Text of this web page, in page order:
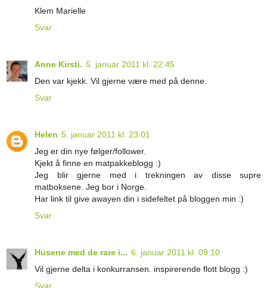
Klem Marielle
Svar
Anne Kirsti. 5. januar 2011 kl. 22:45
Den var kjekk. Vil gjerne være med på denne.
Svar
Helen 5. januar 2011 kl. 23:01
Jeg er din nye følger/follower.
Kjekt å finne en matpakkeblogg :)
Jeg blir gjerne med i trekningen av disse supre
matboksene. Jeg bor i Norge.
Har link til give awayen din i sidefeltet på bloggen min :)
Svar
Husene med de rare i... 6. januar 2011 kl. 09:10
Vil gjerne delta i konkurransen. inspirerende flott blogg :)
Svar